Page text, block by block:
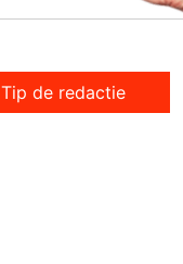
Tip de redactie